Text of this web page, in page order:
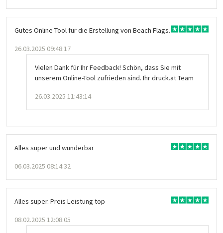
Gutes Online Tool für die Erstellung von Beach Flags.
26.03.2025 09:48:17
Vielen Dank für Ihr Feedback! Schön, dass Sie mit
unserem Online-Tool zufrieden sind. Ihr druck.at Team
26.03.2025 11:43:14
Alles super und wunderbar
06.03.2025 08:14:32
Alles super. Preis Leistung top
08.02.2025 12:08:05